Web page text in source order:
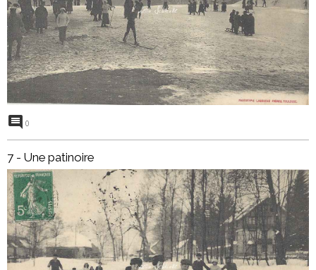
0
7 - Une patinoire